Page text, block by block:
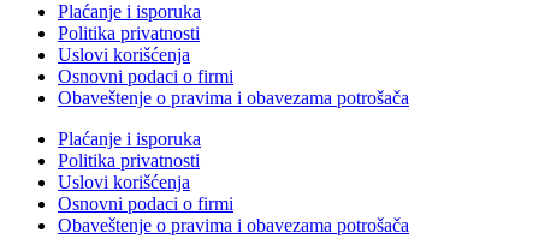
Plaćanje i isporuka
Politika privatnosti
Uslovi korišćenja
Osnovni podaci o firmi
Obaveštenje o pravima i obavezama potrošača
Plaćanje i isporuka
Politika privatnosti
Uslovi korišćenja
Osnovni podaci o firmi
Obaveštenje o pravima i obavezama potrošača